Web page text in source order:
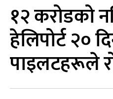
१२ करोडको
हेलिपोर्ट २०
पाइलटहरूले